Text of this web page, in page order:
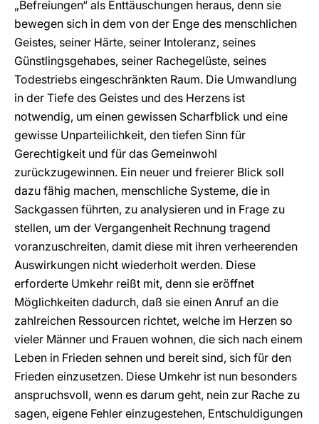
„Befreiungen“ als Enttäuschungen heraus, denn sie
bewegen sich in dem von der Enge des menschlichen
Geistes, seiner Härte, seiner Intoleranz, seines
Günstlingsgehabes, seiner Rachegelüste, seines
Todestriebs eingeschränkten Raum. Die Umwandlung
in der Tiefe des Geistes und des Herzens ist
notwendig, um einen gewissen Scharfblick und eine
gewisse Unparteilichkeit, den tiefen Sinn für
Gerechtigkeit und für das Gemeinwohl
zurückzugewinnen. Ein neuer und freierer Blick soll
dazu fähig machen, menschliche Systeme, die in
Sackgassen führten, zu analysieren und in Frage zu
stellen, um der Vergangenheit Rechnung tragend
voranzuschreiten, damit diese mit ihren verheerenden
Auswirkungen nicht wiederholt werden. Diese
erforderte Umkehr reißt mit, denn sie eröffnet
Möglichkeiten dadurch, daß sie einen Anruf an die
zahlreichen Ressourcen richtet, welche im Herzen so
vieler Männer und Frauen wohnen, die sich nach einem
Leben in Frieden sehnen und bereit sind, sich für den
Frieden einzusetzen. Diese Umkehr ist nun besonders
anspruchsvoll, wenn es darum geht, nein zur Rache zu
sagen, eigene Fehler einzugestehen, Entschuldigungen